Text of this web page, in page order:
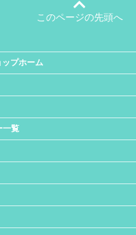
このページの先頭へ
プホーム
一覧